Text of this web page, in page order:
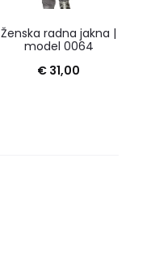
Ženska radna jakna |
model 0064
€ 31,00